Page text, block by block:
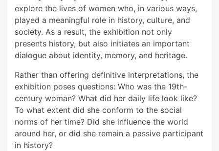
explore the lives of women who, in various ways,
played a meaningful role in history, culture, and
society. As a result, the exhibition not only
presents history, but also initiates an important
dialogue about identity, memory, and heritage.
Rather than offering definitive interpretations, the
exhibition poses questions: Who was the 19th-
century woman? What did her daily life look like?
To what extent did she conform to the social
norms of her time? Did she influence the world
around her, or did she remain a passive participant
in history?